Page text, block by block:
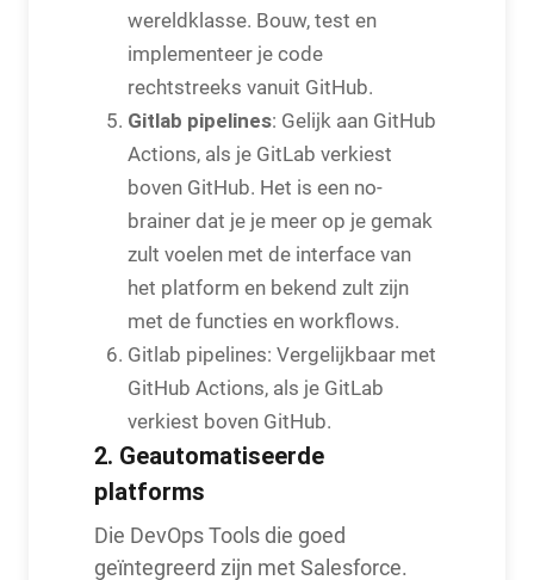
wereldklasse. Bouw, test en
implementeer je code
rechtstreeks vanuit GitHub.
Gitlab pipelines: Gelijk aan GitHub
Actions, als je GitLab verkiest
boven GitHub. Het is een no-
brainer dat je je meer op je gemak
zult voelen met de interface van
het platform en bekend zult zijn
met de functies en workflows.
Gitlab pipelines: Vergelijkbaar met
GitHub Actions, als je GitLab
verkiest boven GitHub.
2. Geautomatiseerde
platforms
Die DevOps Tools die goed
geïntegreerd zijn met Salesforce.